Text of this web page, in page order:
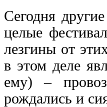
Сегодня
целые
лезгины от
в этом деле
ему) –
рождались и